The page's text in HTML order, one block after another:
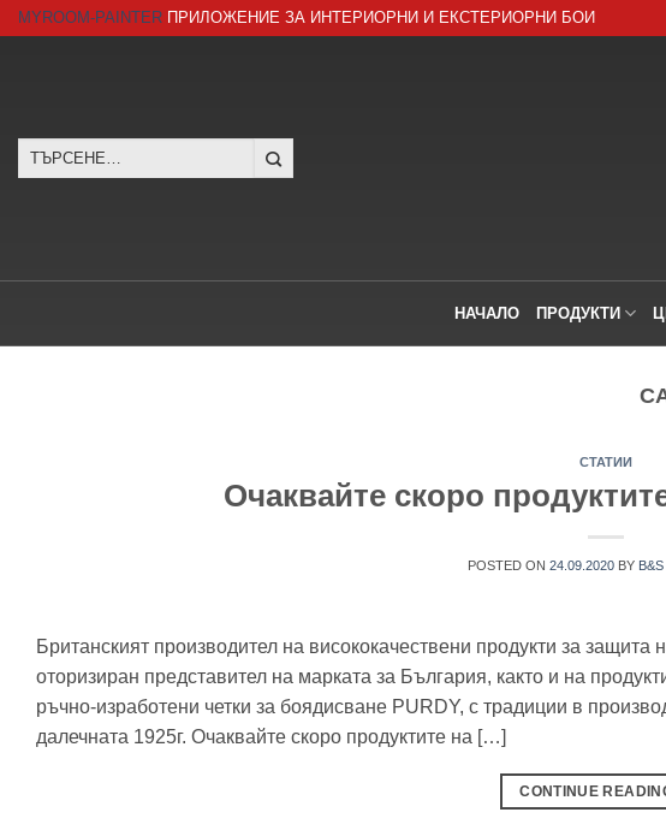
SkipMYROOM-PAINTER ПРИЛОЖЕНИЕ ЗА ИНТЕРИОРНИ И ЕКСТЕРИОРНИ БОИ
Търсене
НАЧАЛО ПРОДУКТИ
СТАТИИ
Очаквайте скоро
POSTED ON 24.09.2020 BY
Британският производител на висококачествени продукти за
оторизиран представител на марката за България, както и на
ръчно-изработени четки за боядисване PURDY, с традиции в
далечната 1925г. Очаквайте скоро продуктите на […]
CONTINUE